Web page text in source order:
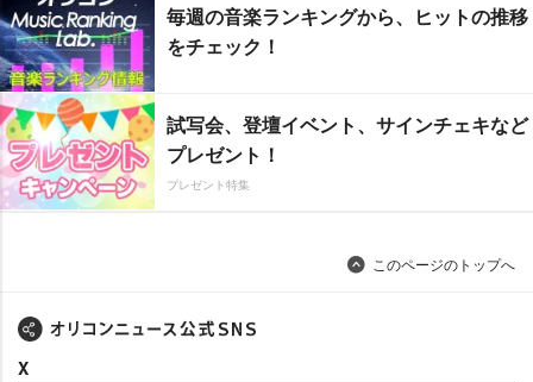
毎週の音楽ランキングから、ヒットの推移
をチェック！
試写会、登壇イベント、サインチェキなど
プレゼント！
プレゼント特集
このページのトップへ
X